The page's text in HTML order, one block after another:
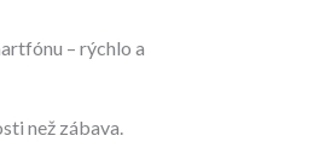
– rýchlo a
než zábava.